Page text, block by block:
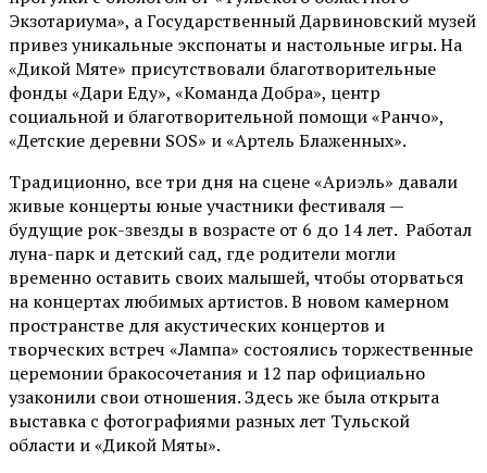
Экзотариума», а Государственный Дарвиновский музей
привез уникальные экспонаты и настольные игры. На
«Дикой Мяте» присутствовали благотворительные
фонды «Дари Еду», «Команда Добра», центр
социальной и благотворительной помощи «Ранчо»,
«Детские деревни SOS» и «Артель Блаженных».
Традиционно, все три дня на сцене«Ариэль» давали
живые концерты юные участники фестиваля —
будущие рок-звезды в возрасте от 6 до 14 лет. Работал
луна-парк и детский сад, где родители могли
временно оставить своих малышей, чтобы оторваться
на концертах любимых артистов. В новом камерном
пространстве для акустических концертов и
творческих встреч «Лампа» состоялись торжественные
церемонии бракосочетания и 12 пар официально
узаконили свои отношения. Здесь же была открыта
выставка с фотографиями разных лет Тульской
области и «Дикой Мяты».